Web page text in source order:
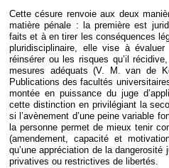
Cette césure renvoie aux deux
matière pénale : la première est
faits et à en tirer les conséquences
pluridisciplinaire, elle vise à
réinsérer ou les risques qu’il
mesures adéquats (V. M. van de
Publications des facultés
montée en puissance du juge
cette distinction en privilégiant la
si l’avènement d’une peine variable
la personne permet de mieux tenir
(amendement, capacité et
qu’une appréciation de la
privatives ou restrictives de libertés.